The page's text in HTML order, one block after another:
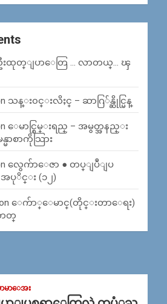
ဦးထုတ္ျပာေတြ … လာတယ္… ၾ
သန္း၀င္းလိႈင္ – ဆာဂြ်န္ဆိုင္မြန္
ေမာင္စြမ္းရည္ – အမွတ္အနည္း
စာကိုသြား
လွေက်ာေဇာ ● တပ္ျပဳျပ
ပုိင္း (၁၂)
ေက်ာ္ေမာင္(တိုင္းတာေရး)
တ္
ာမာေအး